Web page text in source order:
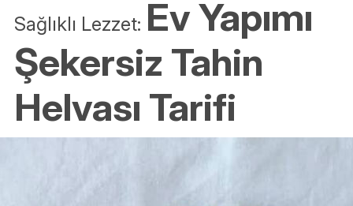
Sağlıklı Lezzet: Ev Yapımı
Şekersiz Tahin
Helvası Tarifi